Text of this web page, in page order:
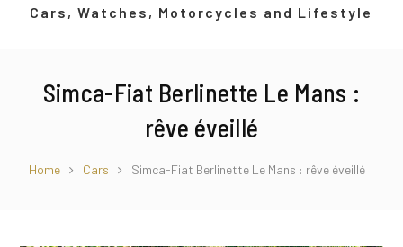
Cars, Watches, Motorcycles and Lifestyle
Simca-Fiat Berlinette Le Mans :
rêve éveillé
Home Cars Simca-Fiat Berlinette Le Mans : rêve éveillé